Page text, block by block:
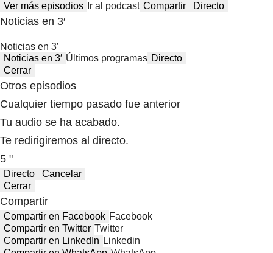
Ver más episodios Ir al podcast Compartir Directo
Noticias en 3′
Noticias en 3′
Noticias en 3′ Últimos programas Directo
Cerrar
Otros episodios
Cualquier tiempo pasado fue anterior
Tu audio se ha acabado.
Te redirigiremos al directo.
5 "
Directo
Cancelar
Cerrar
Compartir
Compartir en Facebook Facebook
Compartir en Twitter Twitter
Compartir en LinkedIn Linkedin